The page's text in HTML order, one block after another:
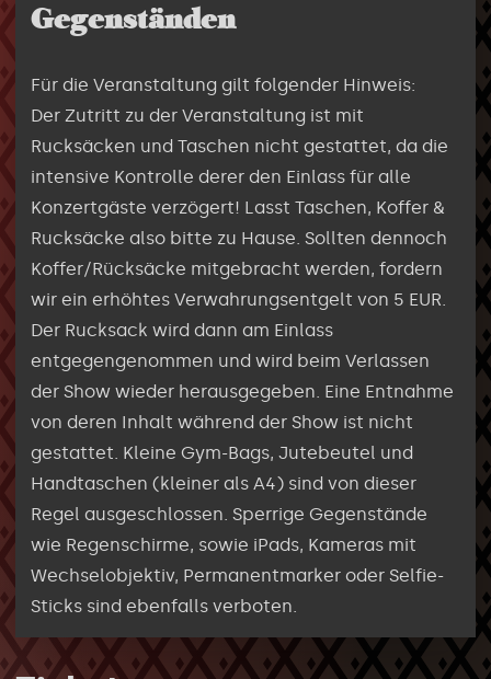
Gegenständen
Für die Veranstaltung gilt folgender Hinweis:
Der Zutritt zu der Veranstaltung ist mit
Rucksäcken und Taschen nicht gestattet, da die
intensive Kontrolle derer den Einlass für alle
Konzertgäste verzögert! Lasst Taschen, Koffer &
Rucksäcke also bitte zu Hause. Sollten dennoch
Koffer/Rücksäcke mitgebracht werden, fordern
wir ein erhöhtes Verwahrungsentgelt von 5 EUR.
Der Rucksack wird dann am Einlass
entgegengenommen und wird beim Verlassen
der Show wieder herausgegeben. Eine Entnahme
von deren Inhalt während der Show ist nicht
gestattet. Kleine Gym-Bags, Jutebeutel und
Handtaschen (kleiner als A4) sind von dieser
Regel ausgeschlossen. Sperrige Gegenstände
wie Regenschirme, sowie iPads, Kameras mit
Wechselobjektiv, Permanentmarker oder Selfie-
Sticks sind ebenfalls verboten.